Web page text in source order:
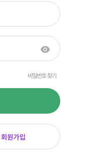
비밀번호 찾기
회원가입